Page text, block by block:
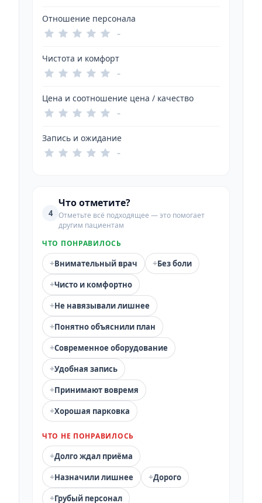
Отношение персонала
–
Чистота и комфорт
–
Цена и соотношение цена / качество
–
Запись и ожидание
–
4
Что отметите?
Отметьте всё подходящее — это помогает
другим пациентам
ЧТО ПОНРАВИЛОСЬ
+Внимательный врач +Без боли
+Чисто и комфортно
+Не навязывали лишнее
+Понятно объяснили план
+Современное оборудование
+Удобная запись
+Принимают вовремя
+Хорошая парковка
ЧТО НЕ ПОНРАВИЛОСЬ
+Долго ждал приёма
+Назначили лишнее +Дорого
+Грубый персонал